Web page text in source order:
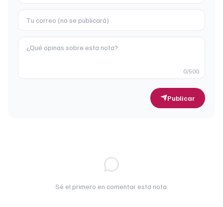
0/500
Publicar
Sé el primero en comentar esta nota.